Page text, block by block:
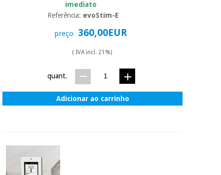
imediato
Referência: evoStim-E
preço 360,00EUR
( IVA incl. 21%)
quant.
Adicionar ao carrinho